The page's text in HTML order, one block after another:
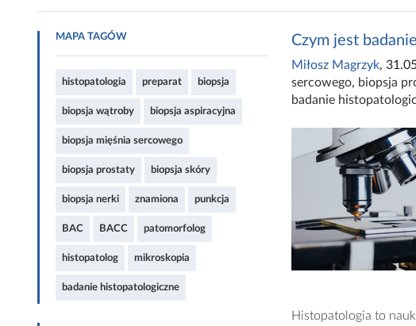
MAPA TAGÓW
histopatologia preparat biopsja
biopsja wątroby biopsja aspiracyjna
biopsja mięśnia sercowego
biopsja prostaty biopsja skóry
biopsja nerki znamiona punkcja
BAC BACC patomorfolog
histopatolog mikroskopia
badanie histopatologiczne
Czym jest
Miłosz Magrzyk,
sercowego, biopsja
badanie
Histopatologia to